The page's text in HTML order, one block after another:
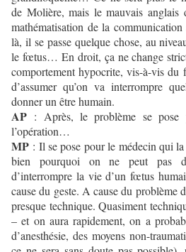
de Molière, mais le mauvais anglais
mathématisation de la
là, il se passe quelque chose, au
le fœtus… En droit, ça ne change
comportement hypocrite, vis-à-vis du
d’assumer qu’on va interrompre
donner un être humain.
AP : Après, le problème se
l’opération…
MP : Il se pose pour le médecin qui
bien pourquoi on ne peut pas
d’interrompre la vie d’un fœtus
cause du geste. A cause du problème
presque technique. Quasiment
– et on aura rapidement, on a
d’anesthésie, des moyens non-